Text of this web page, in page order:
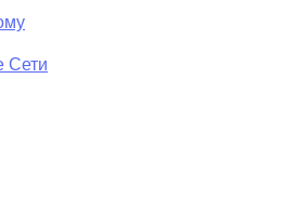
Сети